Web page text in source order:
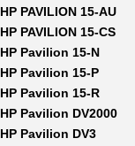
HP PAVILION 15-AU
HP PAVILION 15-CS
HP Pavilion 15-N
HP Pavilion 15-P
HP Pavilion 15-R
HP Pavilion DV2000
HP Pavilion DV3